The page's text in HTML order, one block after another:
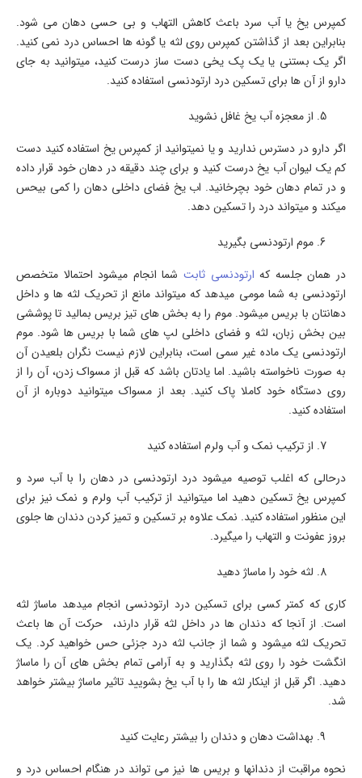
کمپرس یخ یا آب سرد باعث کاهش التهاب و بی حسی دهان می شود.
بنابراین بعد از گذاشتن کمپرس روی لثه یا گونه ها احساس درد نمی کنید.
اگر یک بستنی یا یک پک یخی دست ساز درست کنید، میتوانید به جای
دارو از آن ها برای تسکین درد ارتودنسی استفاده کنید.
از معجزه آب یخ غافل نشوید
اگر دارو در دسترس ندارید و یا نمیتوانید از کمپرس یخ استفاده کنید دست
کم یک لیوان آب یخ درست کنید و برای چند دقیقه در دهان خود قرار داده
و در تمام دهان خود بچرخانید. اب یخ فضای داخلی دهان را کمی بیحس
میکند و میتواند درد را تسکین دهد.
موم ارتودنسی بگیرید
در همان جلسه که ارتودنسی ثابت شما انجام میشود احتمالا متخصص
ارتودنسی به شما مومی میدهد که میتواند مانع از تحریک لثه ها و داخل
دهانتان با بریس میشود. موم را به بخش های تیز بریس بمالید تا پوششی
بین بخش زبان، لثه و فضای داخلی لپ های شما با بریس ها شود. موم
ارتودنسی یک ماده غیر سمی است، بنابراین لازم نیست نگران بلعیدن آن
به صورت ناخواسته باشید. اما یادتان باشد که قبل از مسواک زدن، آن را از
روی دستگاه خود کاملا پاک کنید. بعد از مسواک میتوانید دوباره از آن
استفاده کنید.
از ترکیب نمک و آب ولرم استفاده کنید
درحالی که اغلب توصیه میشود درد ارتودنسی در دهان را با آب سرد و
کمپرس یخ تسکین دهید اما میتوانید از ترکیب آب ولرم و نمک نیز برای
این منظور استفاده کنید. نمک علاوه بر تسکین و تمیز کردن دندان ها جلوی
بروز عفونت و التهاب را میگیرد.
لثه خود را ماساژ دهید
کاری که کمتر کسی برای تسکین درد ارتودنسی انجام میدهد ماساژ لثه
است. از آنجا که دندان ها در داخل لثه قرار دارند، حرکت آن ها باعث
تحریک لثه میشود و شما از جانب لثه درد جزئی حس خواهید کرد. یک
انگشت خود را روی لثه بگذارید و به آرامی تمام بخش های آن را ماساژ
دهید. اگر قبل از اینکار لثه ها را با آب یخ بشویید تاثیر ماساژ بیشتر خواهد
شد.
بهداشت دهان و دندان را بیشتر رعایت کنید
نحوه مراقبت از دندانها و بریس ها نیز می تواند در هنگام احساس درد و